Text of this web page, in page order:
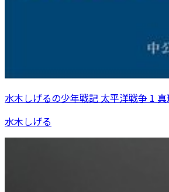
水木しげるの少年戦記 太平洋戦争 1
水木しげる